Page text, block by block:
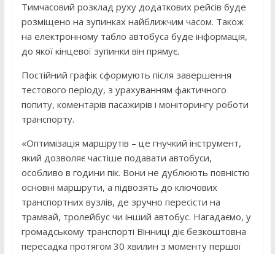
Тимчасовий розклад руху додаткових рейсів буде
розміщено на зупинках найближчим часом. Також
на електронному табло автобуса буде інформація,
до якої кінцевої зупинки він прямує.
Постійний графік сформують після завершення
тестового періоду, з урахуванням фактичного
попиту, коментарів пасажирів і моніторингу роботи
транспорту.
«Оптимізація маршрутів – це гнучкий інструмент,
який дозволяє частіше подавати автобуси,
особливо в години пік. Вони не дублюють повністю
основні маршрути, а підвозять до ключових
транспортних вузлів, де зручно пересісти на
трамвай, тролейбус чи інший автобус. Нагадаємо, у
громадському транспорті Вінниці діє безкоштовна
пересадка протягом 30 хвилин з моменту першої